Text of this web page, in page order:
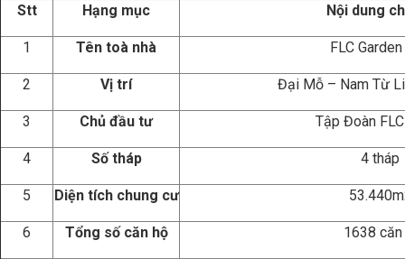
Stt Hạng mục Nội dung
1 Tên toà nhà FLC
2 Vị trí Đại Mỗ – Nam Từ
3 Chủ đầu tư Tập Đoàn
4 Số tháp 4 tháp
5 Diện tích chung cư
6 Tổng số căn hộ 1638 căn